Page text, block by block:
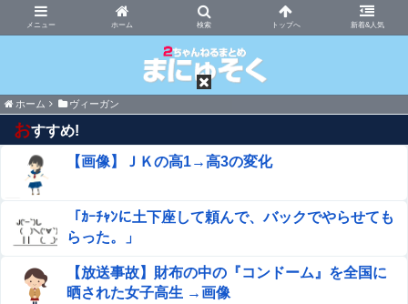
ホーム 新着&人気
まにゅそく 2chまとめニュース速報VIP
ホーム ヴィーガン
おすすめ!
【画像】ＪＫの高1→高3の変化
「ｶｰﾁｬﾝに土下座して頼んで、バックでやらせても
らった。」
【放送事故】財布の中の『コンドーム』を全国に
晒された女子高生 →画像